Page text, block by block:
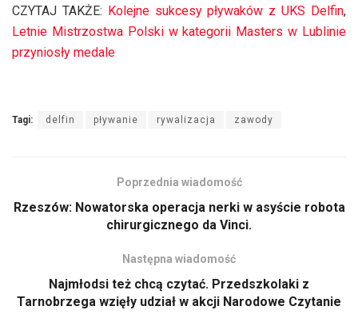
CZYTAJ TAKŻE: Kolejne sukcesy pływaków z UKS Delfin,
Letnie Mistrzostwa Polski w kategorii Masters w Lublinie
przyniosły medale
Tagi: delfin pływanie rywalizacja zawody
Poprzednia wiadomość
Rzeszów: Nowatorska operacja nerki w asyście robota
chirurgicznego da Vinci.
Następna wiadomość
Najmłodsi też chcą czytać. Przedszkolaki z
Tarnobrzega wzięły udział w akcji Narodowe Czytanie